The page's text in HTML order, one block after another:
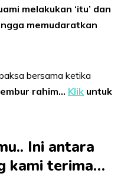
melakukan ‘itu’ dan
memudaratkan
bersama ketika
rahim… Klik untuk
Ini antara
kami terima…